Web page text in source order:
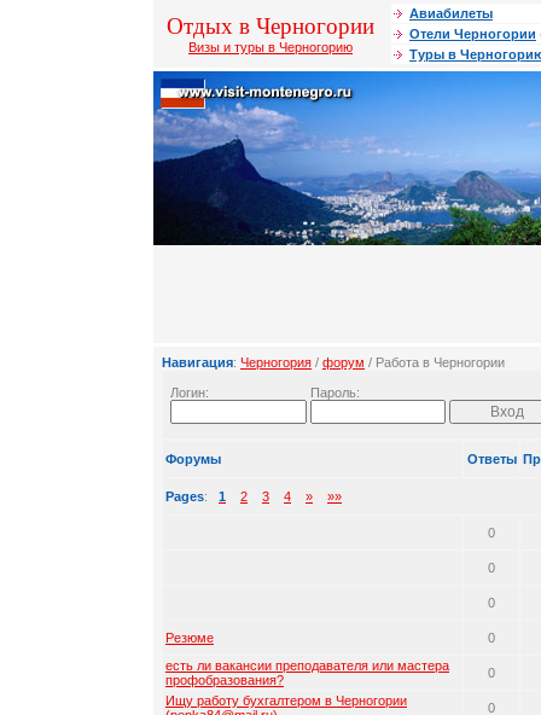
Отдых в Черногории
Визы и туры в Черногорию
Авиабилеты
Отели Черногории
Туры в
Навигация: Черногория / форум / Работа в Черногории
Логин: Пароль:
Форумы Ответы
Pages: 1 2 3 4 » »»
0
0
0
Резюме
0
есть ли вакансии преподавателя или мастера
профобразования?
0
Ищу работу бухгалтером в Черногории
0